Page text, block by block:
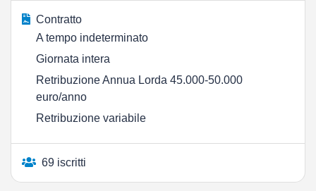
Contratto
A tempo indeterminato
Giornata intera
Retribuzione Annua Lorda 45.000-50.000
euro/anno
Retribuzione variabile
69 iscritti